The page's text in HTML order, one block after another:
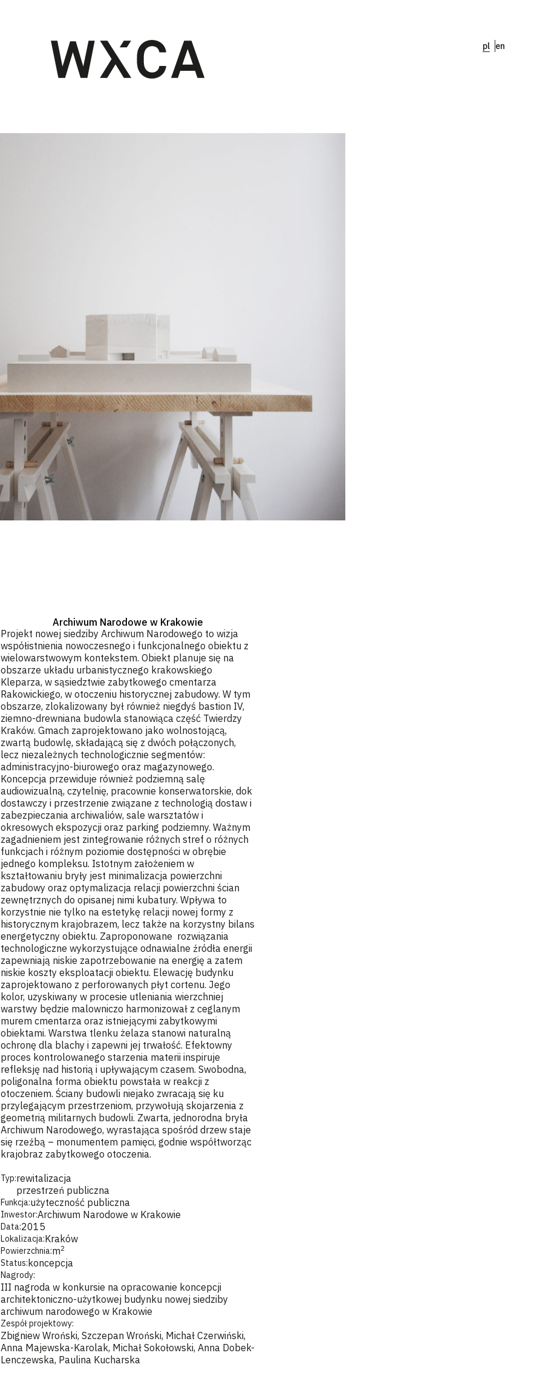
pl en
Archiwum Narodowe w Krakowie
Projekt nowej siedziby Archiwum Narodowego to wizja
współistnienia nowoczesnego i funkcjonalnego obiektu z
wielowarstwowym kontekstem. Obiekt planuje się na
obszarze układu urbanistycznego krakowskiego
Kleparza, w sąsiedztwie zabytkowego cmentarza
Rakowickiego, w otoczeniu historycznej zabudowy. W tym
obszarze, zlokalizowany był również niegdyś bastion IV,
ziemno-drewniana budowla stanowiąca część Twierdzy
Kraków. Gmach zaprojektowano jako wolnostojącą,
zwartą budowlę, składającą się z dwóch połączonych,
lecz niezależnych technologicznie segmentów:
administracyjno-biurowego oraz magazynowego.
Koncepcja przewiduje również podziemną salę
audiowizualną, czytelnię, pracownie konserwatorskie, dok
dostawczy i przestrzenie związane z technologią dostaw i
zabezpieczania archiwaliów, sale warsztatów i
okresowych ekspozycji oraz parking podziemny. Ważnym
zagadnieniem jest zintegrowanie różnych stref o różnych
funkcjach i różnym poziomie dostępności w obrębie
jednego kompleksu. Istotnym założeniem w
kształtowaniu bryły jest minimalizacja powierzchni
zabudowy oraz optymalizacja relacji powierzchni ścian
zewnętrznych do opisanej nimi kubatury. Wpływa to
korzystnie nie tylko na estetykę relacji nowej formy z
historycznym krajobrazem, lecz także na korzystny bilans
energetyczny obiektu. Zaproponowane rozwiązania
technologiczne wykorzystujące odnawialne źródła energii
zapewniają niskie zapotrzebowanie na energię a zatem
niskie koszty eksploatacji obiektu. Elewację budynku
zaprojektowano z perforowanych płyt cortenu. Jego
kolor, uzyskiwany w procesie utleniania wierzchniej
warstwy będzie malowniczo harmonizował z ceglanym
murem cmentarza oraz istniejącymi zabytkowymi
obiektami. Warstwa tlenku żelaza stanowi naturalną
ochronę dla blachy i zapewni jej trwałość. Efektowny
proces kontrolowanego starzenia materii inspiruje
refleksję nad historią i upływającym czasem. Swobodna,
poligonalna forma obiektu powstała w reakcji z
otoczeniem. Ściany budowli niejako zwracają się ku
przylegającym przestrzeniom, przywołują skojarzenia z
geometrią militarnych budowli. Zwarta, jednorodna bryła
Archiwum Narodowego, wyrastająca spośród drzew staje
się rzeźbą – monumentem pamięci, godnie współtworząc
krajobraz zabytkowego otoczenia.
Typ:rewitalizacja
przestrzeń publiczna
Funkcja:użyteczność publiczna
Inwestor:Archiwum Narodowe w Krakowie
Data:2015
Lokalizacja:Kraków
Powierzchnia:m2
Status: koncepcja
Nagrody:
III nagroda w konkursie na opracowanie koncepcji
architektoniczno-użytkowej budynku nowej siedziby
archiwum narodowego w Krakowie
Zespół projektowy:
Zbigniew Wroński, Szczepan Wroński, Michał Czerwiński,
Anna Majewska-Karolak, Michał Sokołowski, Anna Dobek-
Lenczewska, Paulina Kucharska